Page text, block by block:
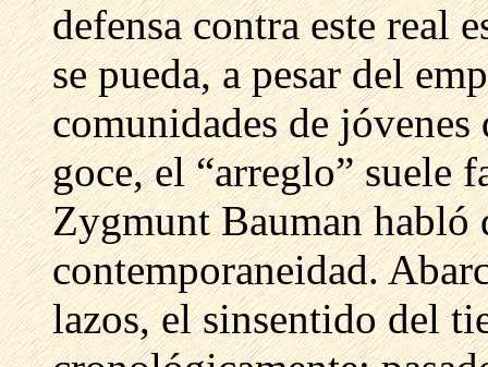
defensa contra este real
se pueda, a pesar del
comunidades de
goce, el “arreglo” suele
Zygmunt Bauman habló
contemporaneidad.
lazos, el sinsentido del